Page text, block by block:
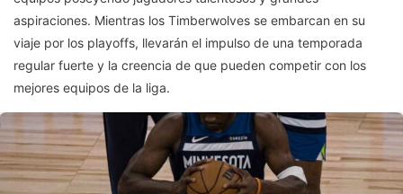
aspiraciones. Mientras los Timberwolves se embarcan en su
viaje por los playoffs, llevarán el impulso de una temporada
regular fuerte y la creencia de que pueden competir con los
mejores equipos de la liga.